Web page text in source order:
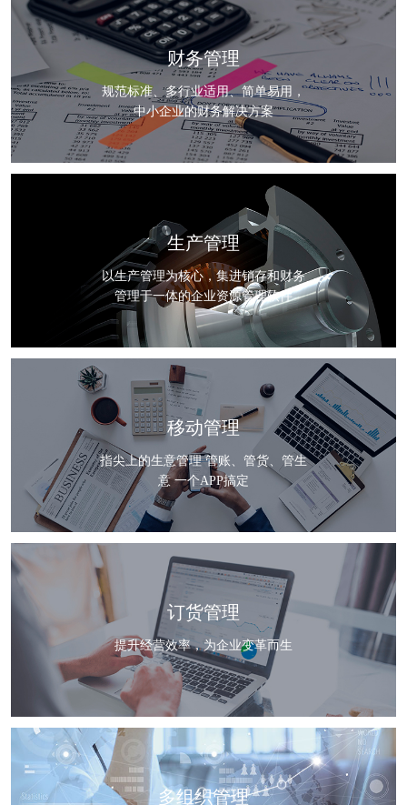
财务管理
规范标准、多行业适用、简单易用，
中小企业的财务解决方案
生产管理
以生产管理为核心，集进销存和财务
管理于一体的企业资源管理软件
移动管理
指尖上的生意管理 管账、管货、管生
意 一个APP搞定
订货管理
提升经营效率，为企业变革而生
多组织管理